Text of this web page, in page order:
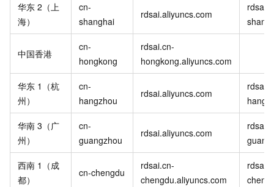
华东 2（上
海）
cn-
shanghai
rdsai.aliyuncs.com
rdsai-
中国香港
cn-
hongkong
rdsai.cn-
hongkong.aliyuncs.com
华东 1（杭
州）
cn-
hangzhou
rdsai.aliyuncs.com
rdsai-
华南 3（广
州）
cn-
guangzhou
rdsai.aliyuncs.com
rdsai-
西南 1（成
都）
cn-chengdu
rdsai.cn-
chengdu.aliyuncs.com
rdsai-